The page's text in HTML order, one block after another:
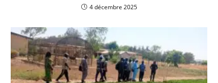
4 décembre 2025